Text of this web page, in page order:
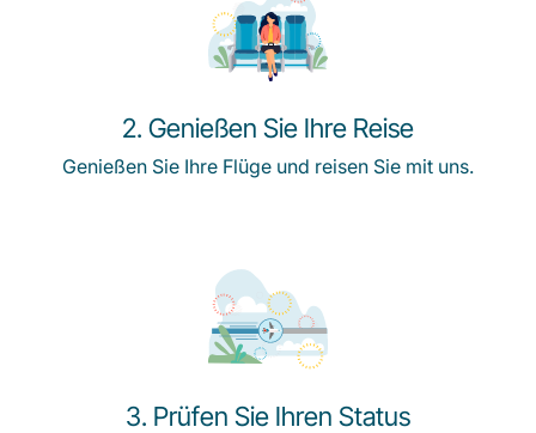
2. Genießen Sie Ihre Reise
Genießen Sie Ihre Flüge und reisen Sie mit uns.
3. Prüfen Sie Ihren Status